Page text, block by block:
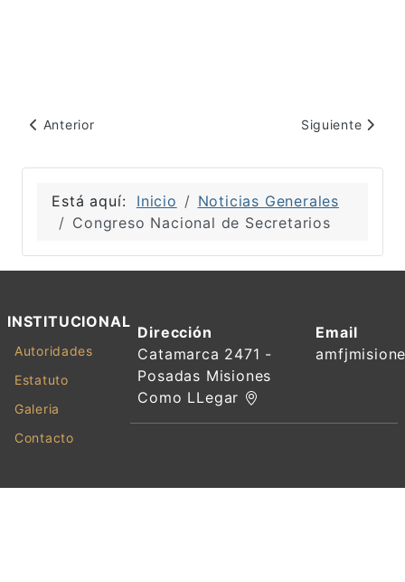
Artículo anterior: Comunicado : IX Congreso Nacional de
Anterior Artículo
Siguiente
Está aquí: Inicio
Noticias Generales
Congreso Nacional de Secretarios
INSTITUCIONAL
Autoridades
Estatuto
Galeria
Contacto
Dirección
Email
Catamarca 2471 -
Posadas Misiones
Como LLegar